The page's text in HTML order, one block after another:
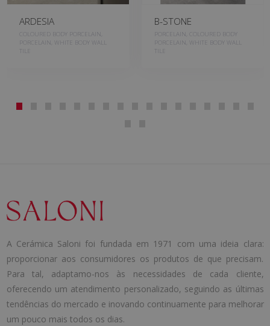
ARDESIA
COLOURED BODY PORCELAIN,
PORCELAIN, WHITE BODY WALL
TILE
B-STONE
PORCELAIN, COLOURED BODY
PORCELAIN, WHITE BODY WALL
TILE
A Cerámica Saloni foi fundada em 1971 com uma ideia clara:
proporcionar aos consumidores os produtos de que precisam.
Para tal, adaptamo-nos às necessidades de cada cliente,
oferecendo um atendimento personalizado, seguindo as últimas
tendências do mercado e inovando continuamente para melhorar
um pouco mais todos os dias.